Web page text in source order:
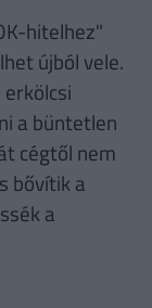
hitelhez"
újból vele.
a büntetlen
cégtől nem
bővítik a
a